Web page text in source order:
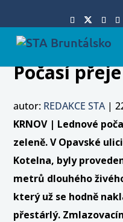
Počasí
autor: REDAKCE STA|
KRNOV | Lednové
zeleně. V Opavské
Kotelna, byly
metrů dlouhého
který už se hodně
přestárlý.